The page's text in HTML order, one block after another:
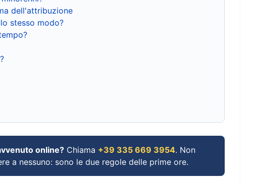
dell'attribuzione
stesso modo?
online? Chiama +39 335 669 3954. Non
a nessuno: sono le due regole delle prime ore.